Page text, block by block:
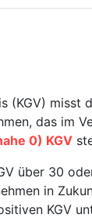
(KGV)
das im
0) KGV
über 30
in
KGV